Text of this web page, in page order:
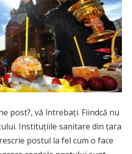
post?, vă întrebaţi. Fiindcă nu
Instituţiile sanitare din ţara
postul la fel cum o face